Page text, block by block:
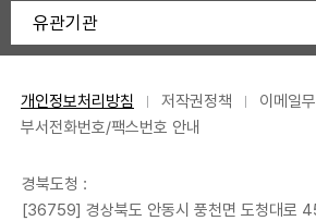
유관기관
개인정보처리방침 저작권정책
이메일
부서전화번호/팩스번호 안내
경북도청 :
[36759] 경상북도 안동시 풍천면 도청대로